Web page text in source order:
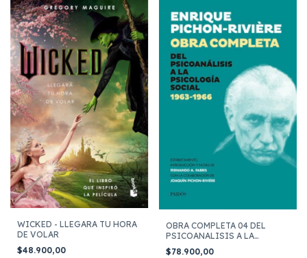
WICKED - LLEGARA TU HORA
DE VOLAR
$48.900,00
OBRA COMPLETA 04 DEL
PSICOANALISIS A LA
PSICOLOGIA
$78.900,00